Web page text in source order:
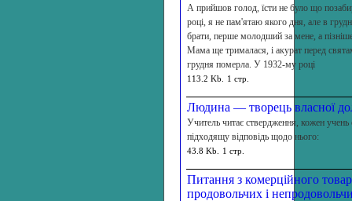
А прийшов голод, їсти не було що
році, я не пам'ятаю якого дня, але в
брати, перше молодший за мене, а
Мама ще трималася, і акурат перед
грудня померла. У 1932-му році
113.2 Kb. 1 стр.
Людина — творець власної
Учитель читає ствердження, кожен учень
підходящу відповідь щодо нього:
43.8 Kb. 1 стр.
Питання з комерційного
продовольчих і